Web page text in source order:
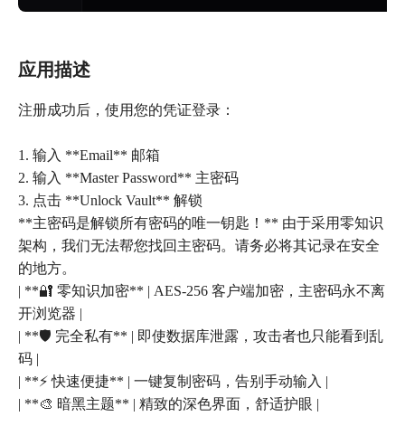
应用描述
注册成功后，使用您的凭证登录：
1. 输入 **Email** 邮箱
2. 输入 **Master Password** 主密码
3. 点击 **Unlock Vault** 解锁
**主密码是解锁所有密码的唯一钥匙！** 由于采用零知识
架构，我们无法帮您找回主密码。请务必将其记录在安全
的地方。
| **🔐 零知识加密** | AES-256 客户端加密，主密码永不离
开浏览器 |
| **🛡️ 完全私有** | 即使数据库泄露，攻击者也只能看到乱
码 |
| **⚡ 快速便捷** | 一键复制密码，告别手动输入 |
| **🎨 暗黑主题** | 精致的深色界面，舒适护眼 |